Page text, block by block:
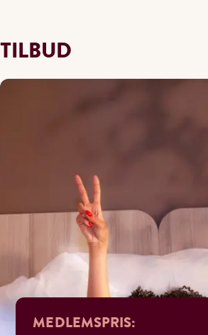
TILBUD
MEDLEMSPRIS: